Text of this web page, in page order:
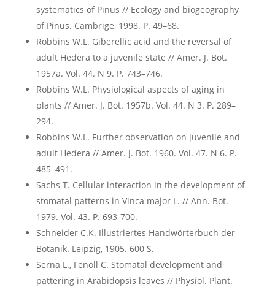
systematics of Pinus // Ecology and biogeography
of Pinus. Cambrige, 1998. P. 49–68.
Robbins W.L. Giberellic acid and the reversal of
adult Hedera to a juvenile state // Amer. J. Bot.
1957a. Vol. 44. N 9. P. 743–746.
Robbins W.L. Physiological aspects of aging in
plants // Amer. J. Bot. 1957b. Vol. 44. N 3. P. 289–
294.
Robbins W.L. Further observation on juvenile and
adult Hedera // Amer. J. Bot. 1960. Vol. 47. N 6. P.
485–491.
Sachs T. Cellular interaction in the development of
stomatal patterns in Vinca major L. // Ann. Bot.
1979. Vol. 43. P. 693-700.
Schneider C.K. Illustriertes Handwörterbuch der
Botanik. Leipzig, 1905. 600 S.
Serna L., Fenoll C. Stomatal development and
pattering in Arabidopsis leaves // Physiol. Plant.